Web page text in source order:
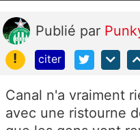
Publié par
!
citer
Canal n'a vraiment
avec une ristourne